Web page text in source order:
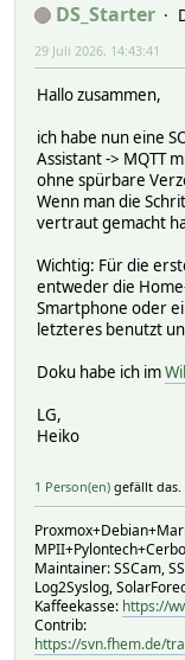
DS_Starter
29 Juli 2026, 14:43:41
Hallo zusammen,
ich habe nun eine
Assistant -> MQTT
ohne spürbare
Wenn man die
vertraut gemacht
Wichtig: Für die
entweder die
Smartphone oder
letzteres benutzt
Doku habe ich im
LG,
Heiko
1 Person(en) gefällt das.
Maintainer: SSCam,
Log2Syslog,
Kaffeekasse: https://
Contrib:
https://svn.fhem.de/